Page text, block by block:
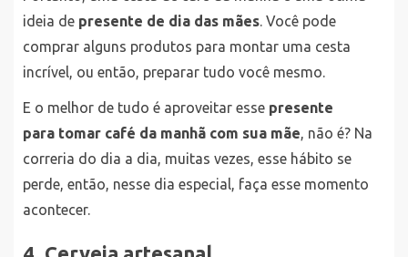
ideia de presente de dia das mães. Você pode
comprar alguns produtos para montar uma cesta
incrível, ou então, preparar tudo você mesmo.
E o melhor de tudo é aproveitar esse presente
para tomar café da manhã com sua mãe, não é? Na
correria do dia a dia, muitas vezes, esse hábito se
perde, então, nesse dia especial, faça esse momento
acontecer.